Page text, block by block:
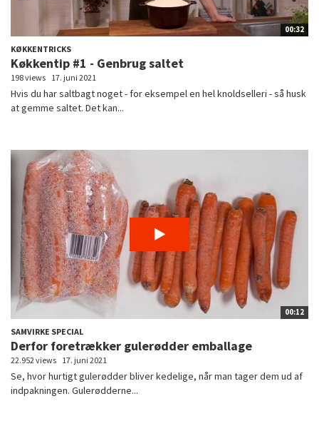
00:32
KØKKENTRICKS
Køkkentip #1 - Genbrug saltet
198 views 17. juni 2021
Hvis du har saltbagt noget - for eksempel en hel knoldselleri - så husk
at gemme saltet. Det kan...
00:12
SAMVIRKE SPECIAL
Derfor foretrækker gulerødder emballage
22.952 views 17. juni 2021
Se, hvor hurtigt gulerødder bliver kedelige, når man tager dem ud af
indpakningen. Gulerødderne...